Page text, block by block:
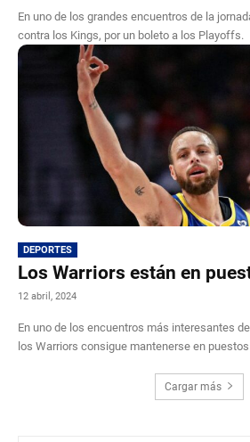
En uno de los grandes encuentros de la
contra los Kings, por un boleto a los Playoffs.
DEPORTES
Los Warriors están en
12 abril, 2024
En uno de los encuentros más interesantes
los Warriors consigue mantenerse en puestos
Cargar más